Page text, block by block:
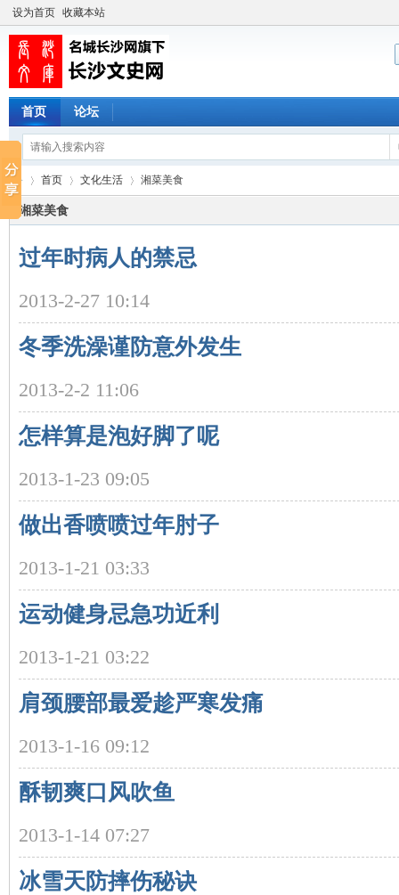
设为首页 收藏本站
首页 论坛
长
沙
文
›
首页
›
文化生活 湘菜美食
湘菜美食
过年时病人的禁忌
2013-2-27 10:14
冬季洗澡谨防意外发生
2013-2-2 11:06
怎样算是泡好脚了呢
2013-1-23 09:05
做出香喷喷过年肘子
2013-1-21 03:33
运动健身忌急功近利
2013-1-21 03:22
肩颈腰部最爱趁严寒发痛
2013-1-16 09:12
酥韧爽口风吹鱼
2013-1-14 07:27
冰雪天防摔伤秘诀